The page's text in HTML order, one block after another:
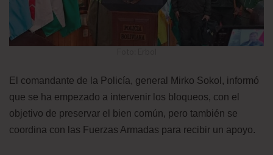
El comandante de la Policía, general Mirko Sokol, informó
que se ha empezado a intervenir los bloqueos, con el
objetivo de preservar el bien común, pero también se
coordina con las Fuerzas Armadas para recibir un apoyo.